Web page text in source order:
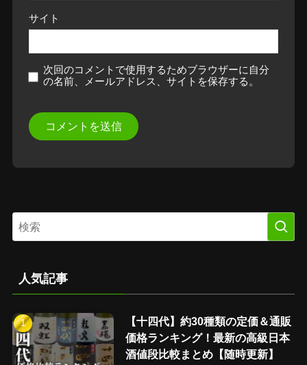
サイト
次回のコメントで使用するためブラウザーに自分
の名前、メールアドレス、サイトを保存する。
人気記事
【十四代】約30種類の定価＆通販
価格ランキング！最新の高級日本
酒値段比較まとめ【随時更新】